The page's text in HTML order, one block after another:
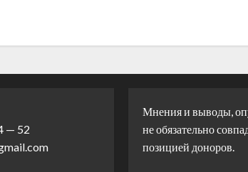
— 52
Мнения и выводы,
не обязательно
позицией доноров.